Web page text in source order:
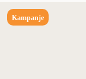
Kampanje